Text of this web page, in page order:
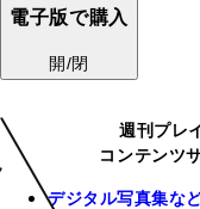
電子版で購入
開/閉
週刊プレ
コンテンツ
デジタル写真集な